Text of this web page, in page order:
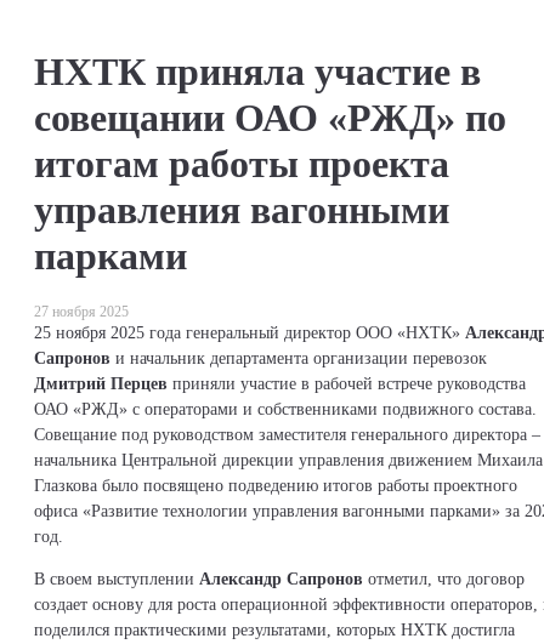
НХТК приняла участие в
совещании ОАО «РЖД» по
итогам работы проекта
управления вагонными
парками
27 ноября 2025
25 ноября 2025 года генеральный директор ООО «НХТК»
Сапронов и начальник департамента организации перевозок
Дмитрий Перцев приняли участие в рабочей встрече руководства
ОАО «РЖД» с операторами и собственниками подвижного состава.
Совещание под руководством заместителя генерального директора –
начальника Центральной дирекции управления движением Михаила
Глазкова было посвящено подведению итогов работы проектного
офиса «Развитие технологии управления вагонными парками» за
год.
В своем выступлении Александр Сапронов отметил, что договор
создает основу для роста операционной эффективности операторов,
поделился практическими результатами, которых НХТК достигла